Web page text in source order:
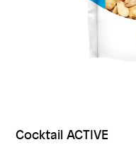
Cocktail ACTIVE